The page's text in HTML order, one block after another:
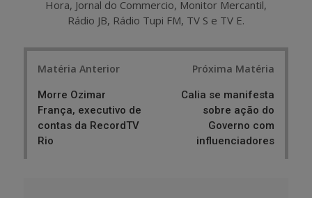
Hora, Jornal do Commercio, Monitor Mercantil,
Rádio JB, Rádio Tupi FM, TV S e TV E.
Matéria Anterior
Morre Ozimar
França, executivo de
contas da RecordTV
Rio
Próxima Matéria
Calia se manifesta
sobre ação do
Governo com
influenciadores